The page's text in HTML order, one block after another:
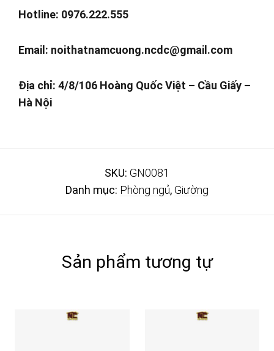
Hotline: 0976.222.555
Email: noithatnamcuong.ncdc@gmail.com
Địa chỉ: 4/8/106 Hoàng Quốc Việt – Cầu Giấy –
Hà Nội
SKU: GN0081
Danh mục: Phòng ngủ,Giường
Sản phẩm tương tự